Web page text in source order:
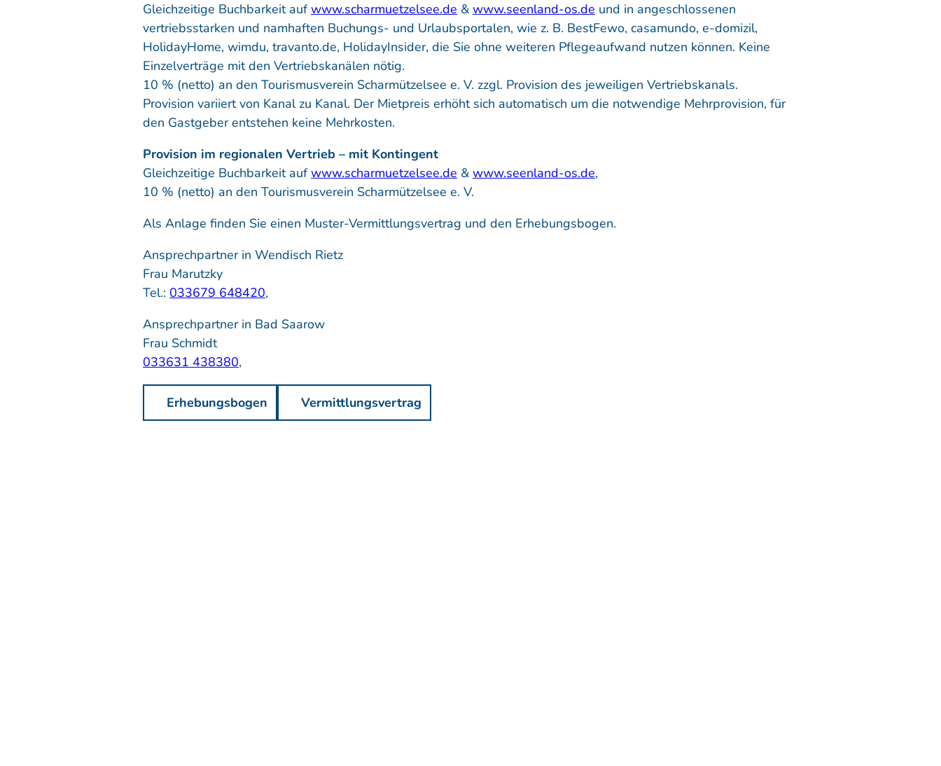
Gleichzeitige Buchbarkeit aufwww.scharmuetzelsee.de & www.seenland-os.de und in angeschlossenen
vertriebsstarken und namhaften Buchungs- und Urlaubsportalen, wie z. B. BestFewo, casamundo, e-domizil,
HolidayHome, wimdu, travanto.de, HolidayInsider, die Sie ohne weiteren Pflegeaufwand nutzen können. Keine
Einzelverträge mit den Vertriebskanälen nötig.
10 % (netto) an den Tourismusverein Scharmützelsee e. V. zzgl. Provision des jeweiligen Vertriebskanals.
Provision variiert von Kanal zu Kanal. Der Mietpreis erhöht sich automatisch um die notwendige Mehrprovision, für
den Gastgeber entstehen keine Mehrkosten.
Provision im regionalen Vertrieb – mit Kontingent
Gleichzeitige Buchbarkeit aufwww.scharmuetzelsee.de & www.seenland-os.de,
10 % (netto) an den Tourismusverein Scharmützelsee e. V.
Als Anlage finden Sie einen Muster-Vermittlungsvertrag und den Erhebungsbogen.
Ansprechpartner in Wendisch Rietz
Frau Marutzky
Tel.: 033679 648420,
Ansprechpartner in Bad Saarow
Frau Schmidt
033631 438380,
Erhebungsbogen Vermittlungsvertrag